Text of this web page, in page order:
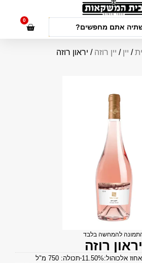
0
/ יין / יין רוזה / יראון רוזה
להמחשה בלבד
יראון רוזה
אחוז אלכוהול:11.50% תכולה: 750 מ"ל